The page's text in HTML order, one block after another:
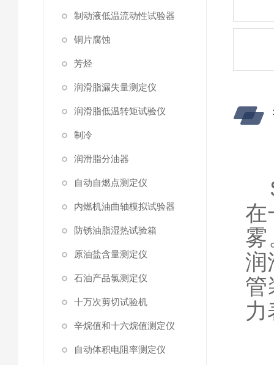
制动液低温流动性试验器
铜片腐蚀
芳烃
润滑脂漏失量测定仪
润滑脂低温转矩试验仪
制冷
润滑脂分油器
自动自燃点测定仪
内燃机油曲轴模拟试验器
防锈油脂湿热试验箱
原油盐含量测定仪
石油产品氯测定仪
十万次剪切试验机
辛烷值和十六烷值测定仪
自动体积电阻率测定仪
在
雾
润
管
力